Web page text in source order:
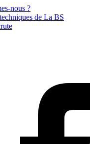
nous ?
de La BS